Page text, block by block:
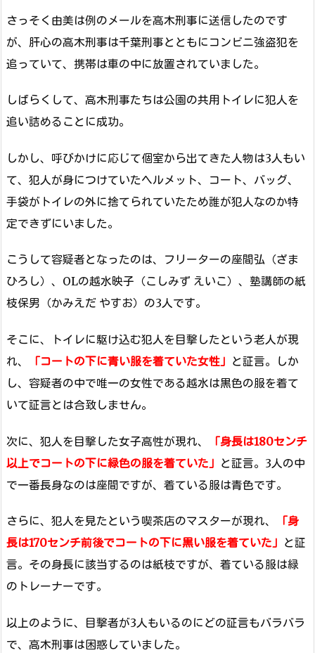
さっそく由美は例のメールを高木刑事に送信したのです
が、肝心の高木刑事は千葉刑事とともにコンビニ強盗犯を
追っていて、携帯は車の中に放置されていました。
しばらくして、高木刑事たちは公園の共用トイレに犯人を
追い詰めることに成功。
しかし、呼びかけに応じて個室から出てきた人物は3人もい
て、犯人が身につけていたヘルメット、コート、バッグ、
手袋がトイレの外に捨てられていたため誰が犯人なのか特
定できずにいました。
こうして容疑者となったのは、フリーターの座間弘（ざま
ひろし）、OLの越水映子（こしみず えいこ）、塾講師の紙
枝保男（かみえだ やすお）の3人です。
そこに、トイレに駆け込む犯人を目撃したという老人が現
れ、
「コートの下に青い服を着ていた女性」 と証言。しか
し、容疑者の中で唯一の女性である越水は黒色の服を着て
いて証言とは合致しません。
次に、犯人を目撃した女子高性が現れ、
「身長は180センチ
以上でコートの下に緑色の服を着ていた」 と証言。3人の中
で一番長身なのは座間ですが、着ている服は青色です。
さらに、犯人を見たという喫茶店のマスターが現れ、
「身
長は170センチ前後でコートの下に黒い服を着ていた」 と証
言。その身長に該当するのは紙枝ですが、着ている服は緑
のトレーナーです。
以上のように、目撃者が3人もいるのにどの証言もバラバラ
で、高木刑事は困惑していました。